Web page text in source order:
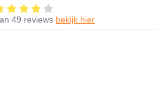
49 reviews bekijk hier